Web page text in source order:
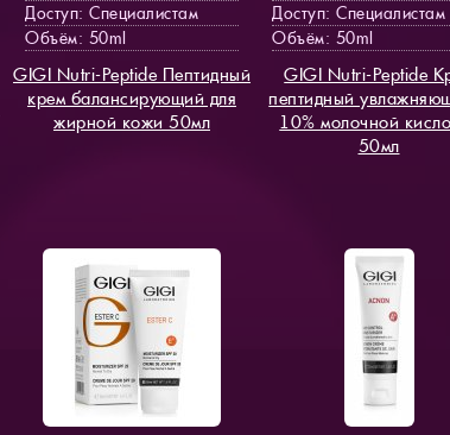
Доступ: Специалистам
Объём: 50ml
GIGI Nutri-Peptide Пептидный
крем балансирующий для
жирной кожи 50мл
Доступ: Специалистам
Объём: 50ml
GIGI Nutri-Peptide
пептидный
10% молочной
50мл